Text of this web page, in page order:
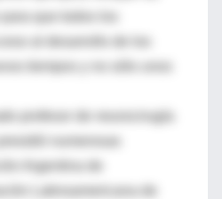
que todos los
al desarrollo de los
tiempos y no sólo unos
profesor de neurocirugía
Argentina de
Latinoamericana de